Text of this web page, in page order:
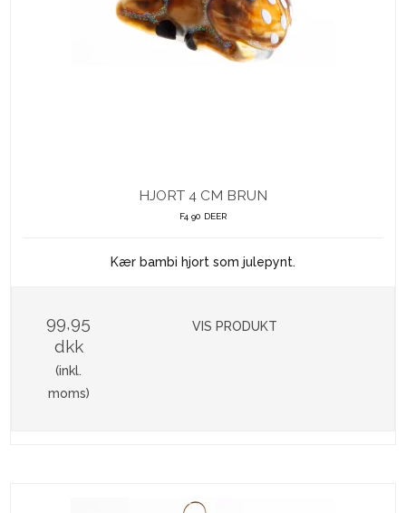
HJORT 4 CM BRUN
F4 90 DEER
Kær bambi hjort som julepynt.
99,95
dkk
(inkl.
moms)
VIS PRODUKT